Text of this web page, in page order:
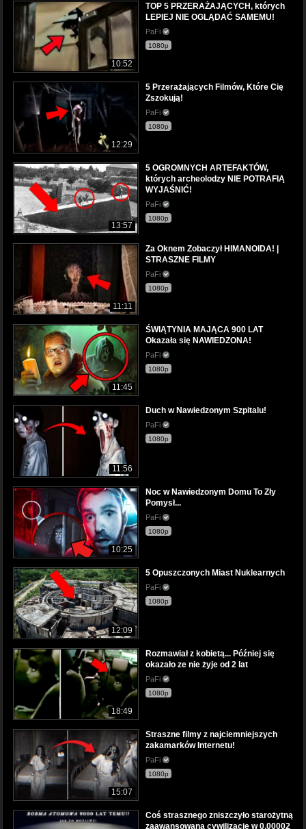
10:52
TOP 5 PRZERAŻAJĄCYCH, których
LEPIEJ NIE OGLĄDAĆ SAMEMU!
PaFi
1080p
12:29
5 Przerażających Filmów, Które Cię
Zszokują!
PaFi
1080p
13:57
5 OGROMNYCH ARTEFAKTÓW,
których archeolodzy NIE POTRAFIĄ
WYJAŚNIĆ!
PaFi
1080p
11:11
Za Oknem Zobaczył HIMANOIDA! |
STRASZNE FILMY
PaFi
1080p
11:45
ŚWIĄTYNIA MAJĄCA 900 LAT
Okazała się NAWIEDZONA!
PaFi
1080p
11:56
Duch w Nawiedzonym Szpitalu!
PaFi
1080p
10:25
Noc w Nawiedzonym Domu To Zły
Pomysł...
PaFi
1080p
12:09
5 Opuszczonych Miast Nuklearnych
PaFi
1080p
18:49
Rozmawiał z kobietą... Później się
okazało ze nie żyje od 2 lat
PaFi
1080p
15:07
Straszne filmy z najciemniejszych
zakamarków Internetu!
PaFi
1080p
Coś strasznego zniszczyło starożytną
zaawansowaną cywilizację w 0,00002